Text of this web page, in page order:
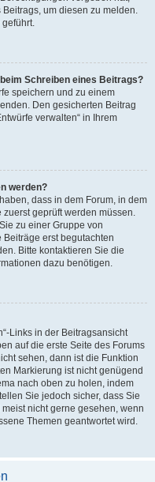
um diesen zu melden.
Schreiben eines Beitrags?
speichern und zu einem
Den gesicherten Beitrag
verwalten“ in Ihrem
werden?
dass in dem Forum, in dem
geprüft werden müssen.
zu einer Gruppe von
erst begutachten
Bitte kontaktieren Sie die
dazu benötigen.
Links in der Beitragsansicht
auf die erste Seite des Forums
sehen, dann ist die Funktion
Markierung ist nicht genügend
nach oben zu holen, indem
Sie jedoch sicher, dass Sie
nicht gerne gesehen, wenn
Themen geantwortet wird.